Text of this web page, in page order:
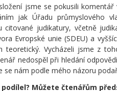
jsme se pokusili
jak Úřadu průmyslového
citované judikatury, včetně
Evropské unie (SDEU) a
teoretický. Vycházeli jsme z
nedospěl při hledání
se nám podle mého názoru
podílel? Můžete čtenářům